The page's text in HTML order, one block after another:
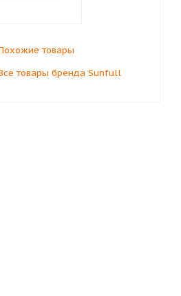
товары
товары бренда Sunfull